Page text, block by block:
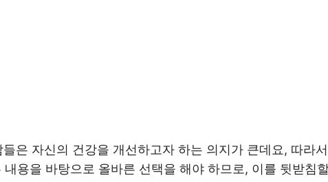
은 자신의 건강을 개선하고자 하는 의지가 큰데요, 따라
용을 바탕으로 올바른 선택을 해야 하므로, 이를 뒷받침